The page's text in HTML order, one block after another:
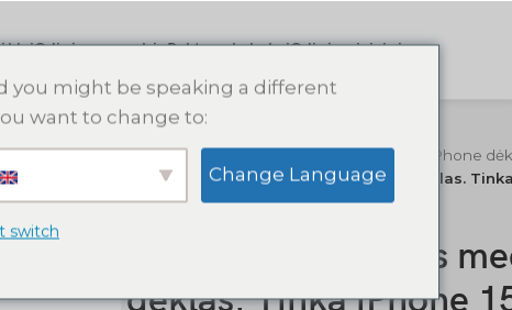
Odinės apyrankėsRaktų pakabukaiOdinės piniginės
Pradžia Apple iPhone dėklai
Mediniai iPhone
Švyturys ir banginis medinis iPhone dėklas. Tinka
Max
Švyturys ir banginis
dėklas. Tinka iPhone
you might be speaking a different
want to change to:
Change Language
switch